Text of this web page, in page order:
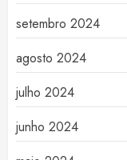
setembro 2024
agosto 2024
julho 2024
junho 2024